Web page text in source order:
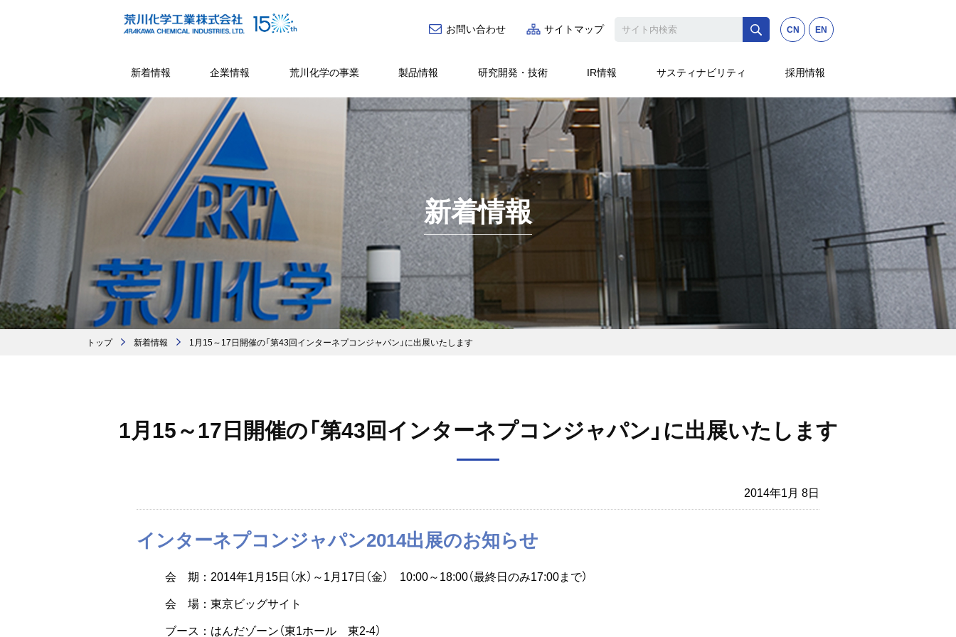
お問い合わせ サイトマップ CN EN
新着情報 企業情報
企業情報
社長メッセージ 会社概要
役員一覧 組織図 グループ会社 所在地
荒川化学の事業
荒川化学の事業
機能性コーティング事業 製紙・環境事業
ファインケミカル事業 エレクトロニクス事業
製品情報
製品情報
機能・用途・樹脂別で絞り込む
機能 用途 樹脂
帯電防止 導電性 絶縁性 柔軟性 密着性・粘着性
寸法安定性
分散性 耐熱性・放熱性 防汚性 剥離性
耐水性
クリーン対応 環境対応
事業で絞り込む
機能性コーティング事業 製紙・環境事業
粘接着・バイオマス事業
エレクトロニクス事業
研究開発・技術
研究開発・技術
研究開発体制 技術カタログ
社外発表 技術紹介Webサイト
IR情報
IR情報
IRニュース IRライブラリ IRカレンダー 配当方針
中期経営計画
コーポレート
ガバナンス
事業等のリスク
株価検索
サスティナビリティ
サスティナビリティ
・マテリアリティと5つのKIZUNA
・KIZUNA指標
・ガバナンス体制強化
（気候変動/自然資本）
持続可能な調達方針
人権の尊重とD&I経営
の取り組み
多様な人財の活躍
レポート
採用情報
新着情報
トップ 新着情報 1月15～17日開催の「第43回インターネプコンジャパン」に出展いたします
1月15～17日開催の「第43回インターネプコンジャパン」に出展いたします
2014年1月 8日
インターネプコンジャパン2014出展のお知らせ
会 期：2014年1月15日（水）～1月17日（金） 10:00～18:00（最終日のみ17:00まで）
会 場：東京ビッグサイト
ブース：はんだゾーン（東1ホール 東2-4）